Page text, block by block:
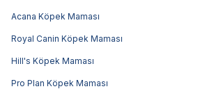
Acana Köpek Maması
Royal Canin Köpek Maması
Hill's Köpek Maması
Pro Plan Köpek Maması